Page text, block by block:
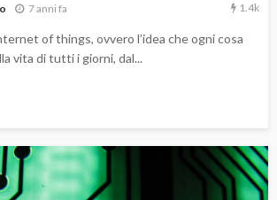
7 anni fa 1.4k
of things, ovvero l’idea che ogni cosa
vita di tutti i giorni, dal...